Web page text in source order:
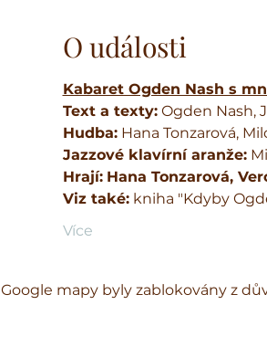
O události
Kabaret Ogden Nash s
Text a texty: Ogden Nash,
Hudba: Hana Tonzarová,
Jazzové klavírní aranže:
Hrají: Hana Tonzarová,
Viz také: kniha "Kdyby
Více
Google mapy byly zablokovány z